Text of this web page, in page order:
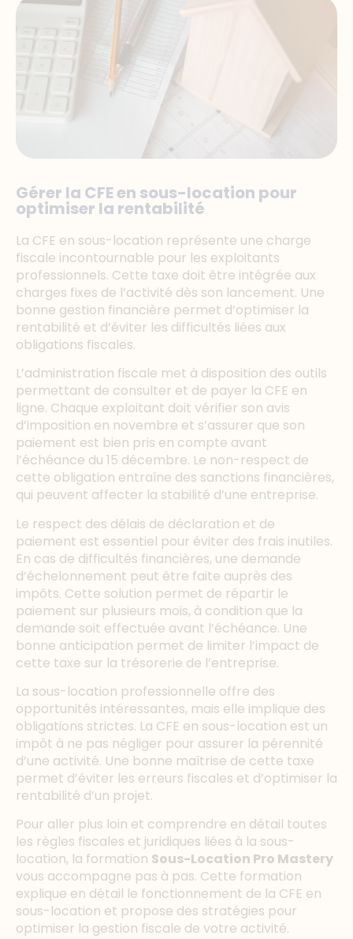
Gérer la CFE en sous-location pour
optimiser la rentabilité
La CFE en sous-location représente une charge
fiscale incontournable pour les exploitants
professionnels. Cette taxe doit être intégrée aux
charges fixes de l’activité dès son lancement. Une
bonne gestion financière permet d’optimiser la
rentabilité et d’éviter les difficultés liées aux
obligations fiscales.
L’administration fiscale met à disposition des outils
permettant de consulter et de payer la CFE en
ligne. Chaque exploitant doit vérifier son avis
d’imposition en novembre et s’assurer que son
paiement est bien pris en compte avant
l’échéance du 15 décembre. Le non-respect de
cette obligation entraîne des sanctions financières,
qui peuvent affecter la stabilité d’une entreprise.
Le respect des délais de déclaration et de
paiement est essentiel pour éviter des frais inutiles.
En cas de difficultés financières, une demande
d’échelonnement peut être faite auprès des
impôts. Cette solution permet de répartir le
paiement sur plusieurs mois, à condition que la
demande soit effectuée avant l’échéance. Une
bonne anticipation permet de limiter l’impact de
cette taxe sur la trésorerie de l’entreprise.
La sous-location professionnelle offre des
opportunités intéressantes, mais elle implique des
obligations strictes. La CFE en sous-location est un
impôt à ne pas négliger pour assurer la pérennité
d’une activité. Une bonne maîtrise de cette taxe
permet d’éviter les erreurs fiscales et d’optimiser la
rentabilité d’un projet.
Pour aller plus loin et comprendre en détail toutes
les règles fiscales et juridiques liées à la sous-
location, la formation Sous-Location Pro Mastery
vous accompagne pas à pas. Cette formation
explique en détail le fonctionnement de la CFE en
sous-location et propose des stratégies pour
optimiser la gestion fiscale de votre activité.